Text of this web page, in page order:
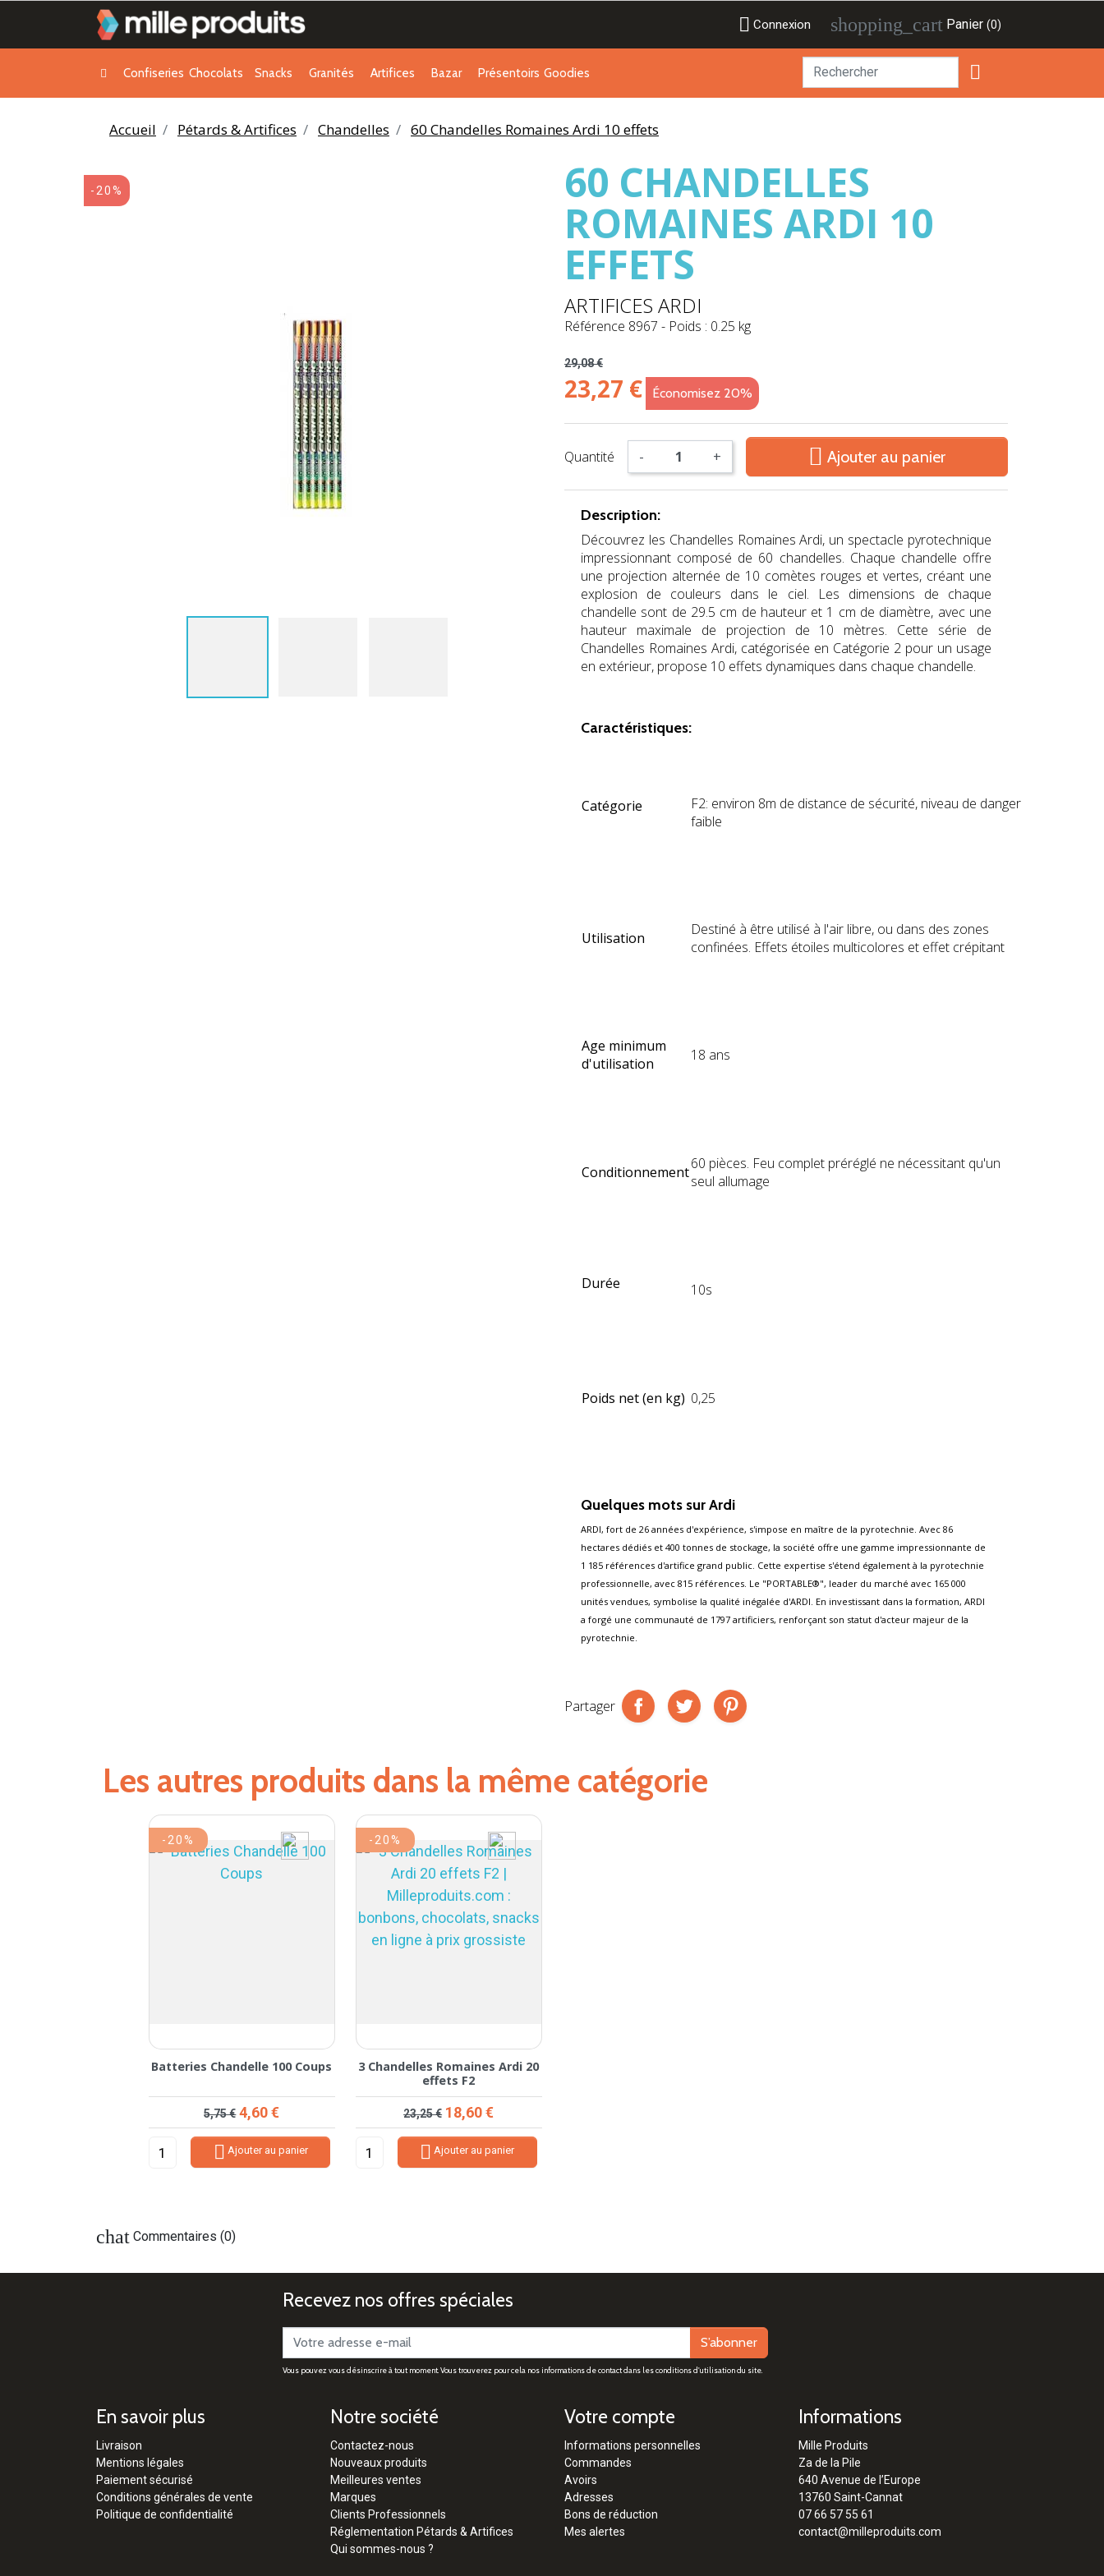
 Connexion shopping_cart Panier (0)
Confiseries Chocolats Snacks Granités Artifices Bazar Présentoirs Goodies 
Accueil Pétards & Artifices Chandelles 60 Chandelles Romaines Ardi 10 effets
-20% 60 CHANDELLES
ROMAINES ARDI 10
EFFETS
ARTIFICES ARDI
Référence 8967 - Poids : 0.25 kg
29,08 €
23,27 € Économisez 20%
Quantité - +  Ajouter au panier
Description:
Découvrez les Chandelles Romaines Ardi, un spectacle pyrotechnique
impressionnant composé de 60 chandelles. Chaque chandelle offre
une projection alternée de 10 comètes rouges et vertes, créant une
explosion de couleurs dans le ciel. Les dimensions de chaque
chandelle sont de 29.5 cm de hauteur et 1 cm de diamètre, avec une
hauteur maximale de projection de 10 mètres. Cette série de
Chandelles Romaines Ardi, catégorisée en Catégorie 2 pour un usage
en extérieur, propose 10 effets dynamiques dans chaque chandelle.
Caractéristiques:
Catégorie
F2: environ 8m de distance de sécurité, niveau de danger
faible
Utilisation
Destiné à être utilisé à l'air libre, ou dans des zones
confinées. Effets étoiles multicolores et effet crépitant
Age minimum
d'utilisation
18 ans
Conditionnement60 pièces. Feu complet préréglé ne nécessitant qu'un
seul allumage
Durée 10s
Poids net (en kg) 0,25
Quelques mots sur Ardi
ARDI, fort de 26 années d'expérience, s'impose en maître de la pyrotechnie. Avec 86
hectares dédiés et 400 tonnes de stockage, la société offre une gamme impressionnante de
1 185 références d'artifice grand public. Cette expertise s'étend également à la pyrotechnie
professionnelle, avec 815 références. Le "PORTABLE®", leader du marché avec 165 000
unités vendues, symbolise la qualité inégalée d'ARDI. En investissant dans la formation, ARDI
a forgé une communauté de 1797 artificiers, renforçant son statut d'acteur majeur de la
pyrotechnie.
Partager
Les autres produits dans la même catégorie
Batteries Chandelle 100 Coups
Prix de base
5,75 € Prix
4,60 €
 Ajouter au panier
-20%
3 Chandelles Romaines Ardi 20
effets F2
Prix de base
23,25 € Prix
18,60 €
 Ajouter au panier
-20%
chat Commentaires (0)
Recevez nos offres spéciales
S’abonner
Vous pouvez vous désinscrire à tout moment. Vous trouverez pour cela nos informations de contact dans les conditions d'utilisation du site.
En savoir plus
Livraison
Mentions légales
Paiement sécurisé
Conditions générales de vente
Politique de confidentialité
Notre société
Contactez-nous
Nouveaux produits
Meilleures ventes
Marques
Clients Professionnels
Réglementation Pétards & Artifices
Qui sommes-nous ?
Votre compte
Informations personnelles
Commandes
Avoirs
Adresses
Bons de réduction
Mes alertes
Informations
Mille Produits
Za de la Pile
640 Avenue de l’Europe
13760 Saint-Cannat
07 66 57 55 61
contact@milleproduits.com